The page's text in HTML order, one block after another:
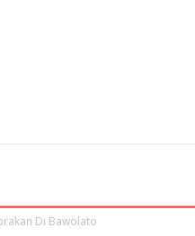
Di Bawolato